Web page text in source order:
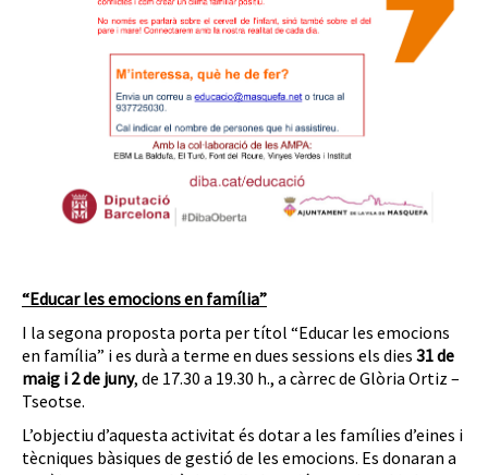
“Educar les emocions en família”
I la segona proposta porta per títol “Educar les emocions
en família” i es durà a terme en dues sessions els dies 31 de
maig i 2 de juny, de 17.30 a 19.30 h., a càrrec de Glòria Ortiz –
Tseotse.
L’objectiu d’aquesta activitat és dotar a les famílies d’eines i
tècniques bàsiques de gestió de les emocions. Es donaran a